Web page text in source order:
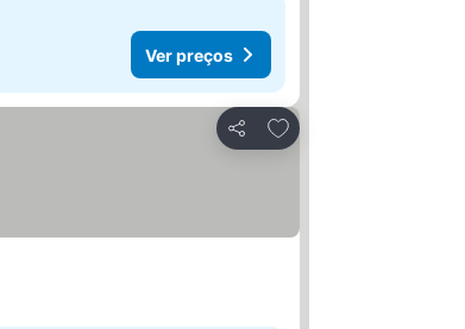
Ver preços
Partilhar
Adicionar aos favoritos